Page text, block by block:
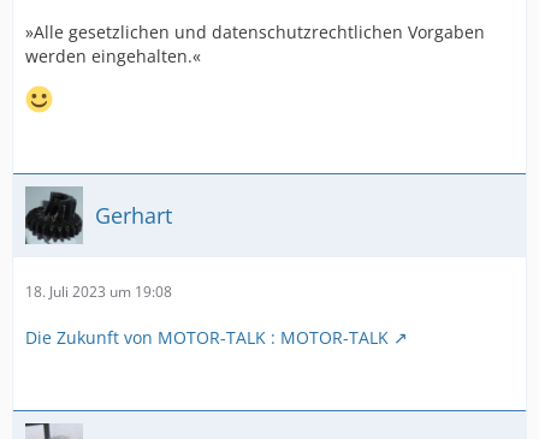
»Alle gesetzlichen und datenschutzrechtlichen Vorgaben
werden eingehalten.«
Gerhart
18. Juli 2023 um 19:08
Die Zukunft von MOTOR-TALK : MOTOR-TALK